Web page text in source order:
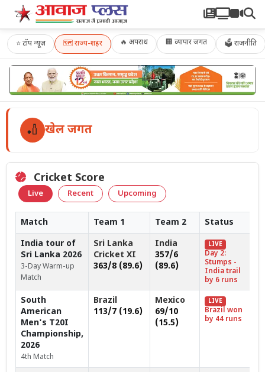
⭐टॉप न्यूज़ 🗺️राज्य-शहर 🔥 अपराध 🏢 व्यापार जगत 🗳 राजनीति
🏏 खेल जगत
Cricket Score
Live Recent Upcoming
Match Team 1 Team 2
Status
India tour of
Sri Lanka 2026
3-Day Warm-up
Match
Sri Lanka
Cricket XI
363/8 (89.6)
India
357/6
(89.6)
LIVE
Day 2:
Stumps -
India trail
by 6 runs
South
American
Men's T20I
Championship,
2026
4th Match
Brazil
113/7 (19.6)
Mexico
69/10
(15.5)
LIVE
Brazil won
by 44 runs